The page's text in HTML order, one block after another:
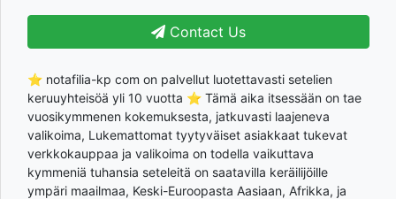
Contact Us
⭐ notafilia-kp com on palvellut luotettavasti setelien
keruuyhteisöä yli 10 vuotta ⭐ Tämä aika itsessään on tae
vuosikymmenen kokemuksesta, jatkuvasti laajeneva
valikoima, Lukemattomat tyytyväiset asiakkaat tukevat
verkkokauppaa ja valikoima on todella vaikuttava
kymmeniä tuhansia seteleitä on saatavilla keräilijöille
ympäri maailmaa, Keski-Euroopasta Aasiaan, Afrikka, ja